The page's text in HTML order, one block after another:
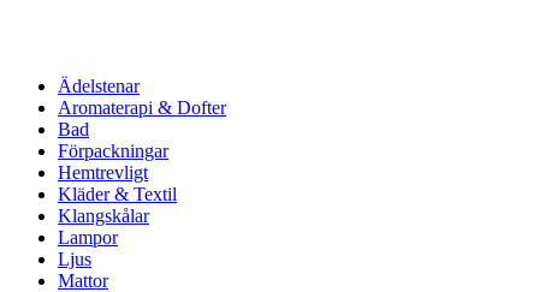
Ädelstenar
Aromaterapi & Dofter
Bad
Förpackningar
Hemtrevligt
Kläder & Textil
Klangskålar
Lampor
Ljus
Mattor